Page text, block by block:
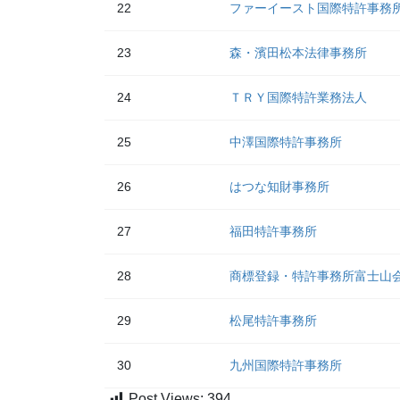
22 ファーイースト国際特許事務
23 森・濱田松本法律事務所
24 ＴＲＹ国際特許業務法人
25 中澤国際特許事務所
26 はつな知財事務所
27 福田特許事務所
28 商標登録・特許事務所富士山
29 松尾特許事務所
30 九州国際特許事務所